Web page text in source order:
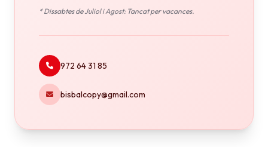
* Dissabtes de Juliol i Agost: Tancat per vacances.
972 64 31 85
bisbalcopy@gmail.com